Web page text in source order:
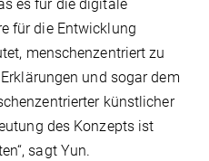
es für die digitale
für die Entwicklung
menschenzentriert zu
und sogar dem
künstlicher
des Konzepts ist
sagt Yun.